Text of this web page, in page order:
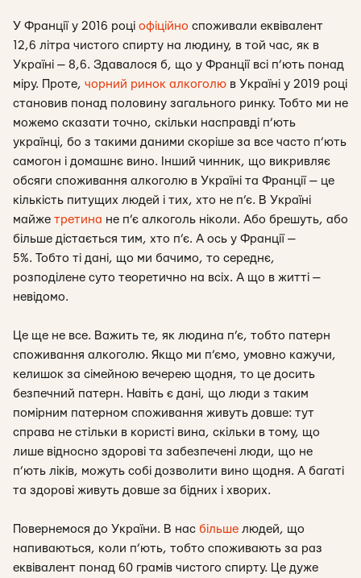
У Франції у 2016 році офіційно споживали еквівалент
12,6 літра чистого спирту на людину, в той час, як в
Україні — 8,6. Здавалося б, що у Франції всі п’ють понад
міру. Проте, чорний ринок алкоголю в Україні у 2019 році
становив понад половину загального ринку. Тобто ми не
можемо сказати точно, скільки насправді п’ють
українці, бо з такими даними скоріше за все часто п’ють
самогон і домашнє вино. Інший чинник, що викривляє
обсяги споживання алкоголю в Україні та Франції — це
кількість питущих людей і тих, хто не п’є. В Україні
майже третина не п’є алкоголь ніколи. Або брешуть, або
більше дістається тим, хто п’є. А ось у Франції —
5%. Тобто ті дані, що ми бачимо, то середнє,
розподілене суто теоретично на всіх. А що в житті —
невідомо.
Це ще не все. Важить те, як людина п’є, тобто патерн
споживання алкоголю. Якщо ми п’ємо, умовно кажучи,
келишок за сімейною вечерею щодня, то це досить
безпечний патерн. Навіть є дані, що люди з таким
помірним патерном споживання живуть довше: тут
справа не стільки в користі вина, скільки в тому, що
лише відносно здорові та забезпечені люди, що не
п’ють ліків, можуть собі дозволити вино щодня. А багаті
та здорові живуть довше за бідних і хворих.
Повернемося до України. В нас більше людей, що
напиваються, коли п’ють, тобто споживають за раз
еквівалент понад 60 грамів чистого спирту. Це дуже